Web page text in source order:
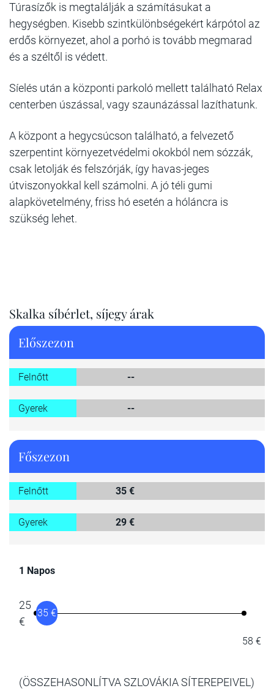
Túrasízők is megtalálják a számításukat a
hegységben. Kisebb szintkülönbségekért kárpótol az
erdős környezet, ahol a porhó is tovább megmarad
és a széltől is védett.
Síelés után a központi parkoló mellett található Relax
centerben úszással, vagy szaunázással lazíthatunk.
A központ a hegycsúcson található, a felvezető
szerpentint környezetvédelmi okokból nem sózzák,
csak letolják és felszórják, így havas-jeges
útviszonyokkal kell számolni. A jó téli gumi
alapkövetelmény, friss hó esetén a hóláncra is
szükség lehet.
Skalka síbérlet, síjegy árak
Előszezon
Felnőtt --
Gyerek --
Főszezon
Felnőtt 35 €
Gyerek 29 €
1 Napos
25
€
35 €
58 €
(ÖSSZEHASONLÍTVA SZLOVÁKIA SÍTEREPEIVEL)